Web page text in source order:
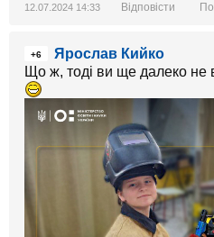
12.07.2024 14:33 Відповісти
+6
Ярослав Кийко
Що ж, тоді ви ще далеко не